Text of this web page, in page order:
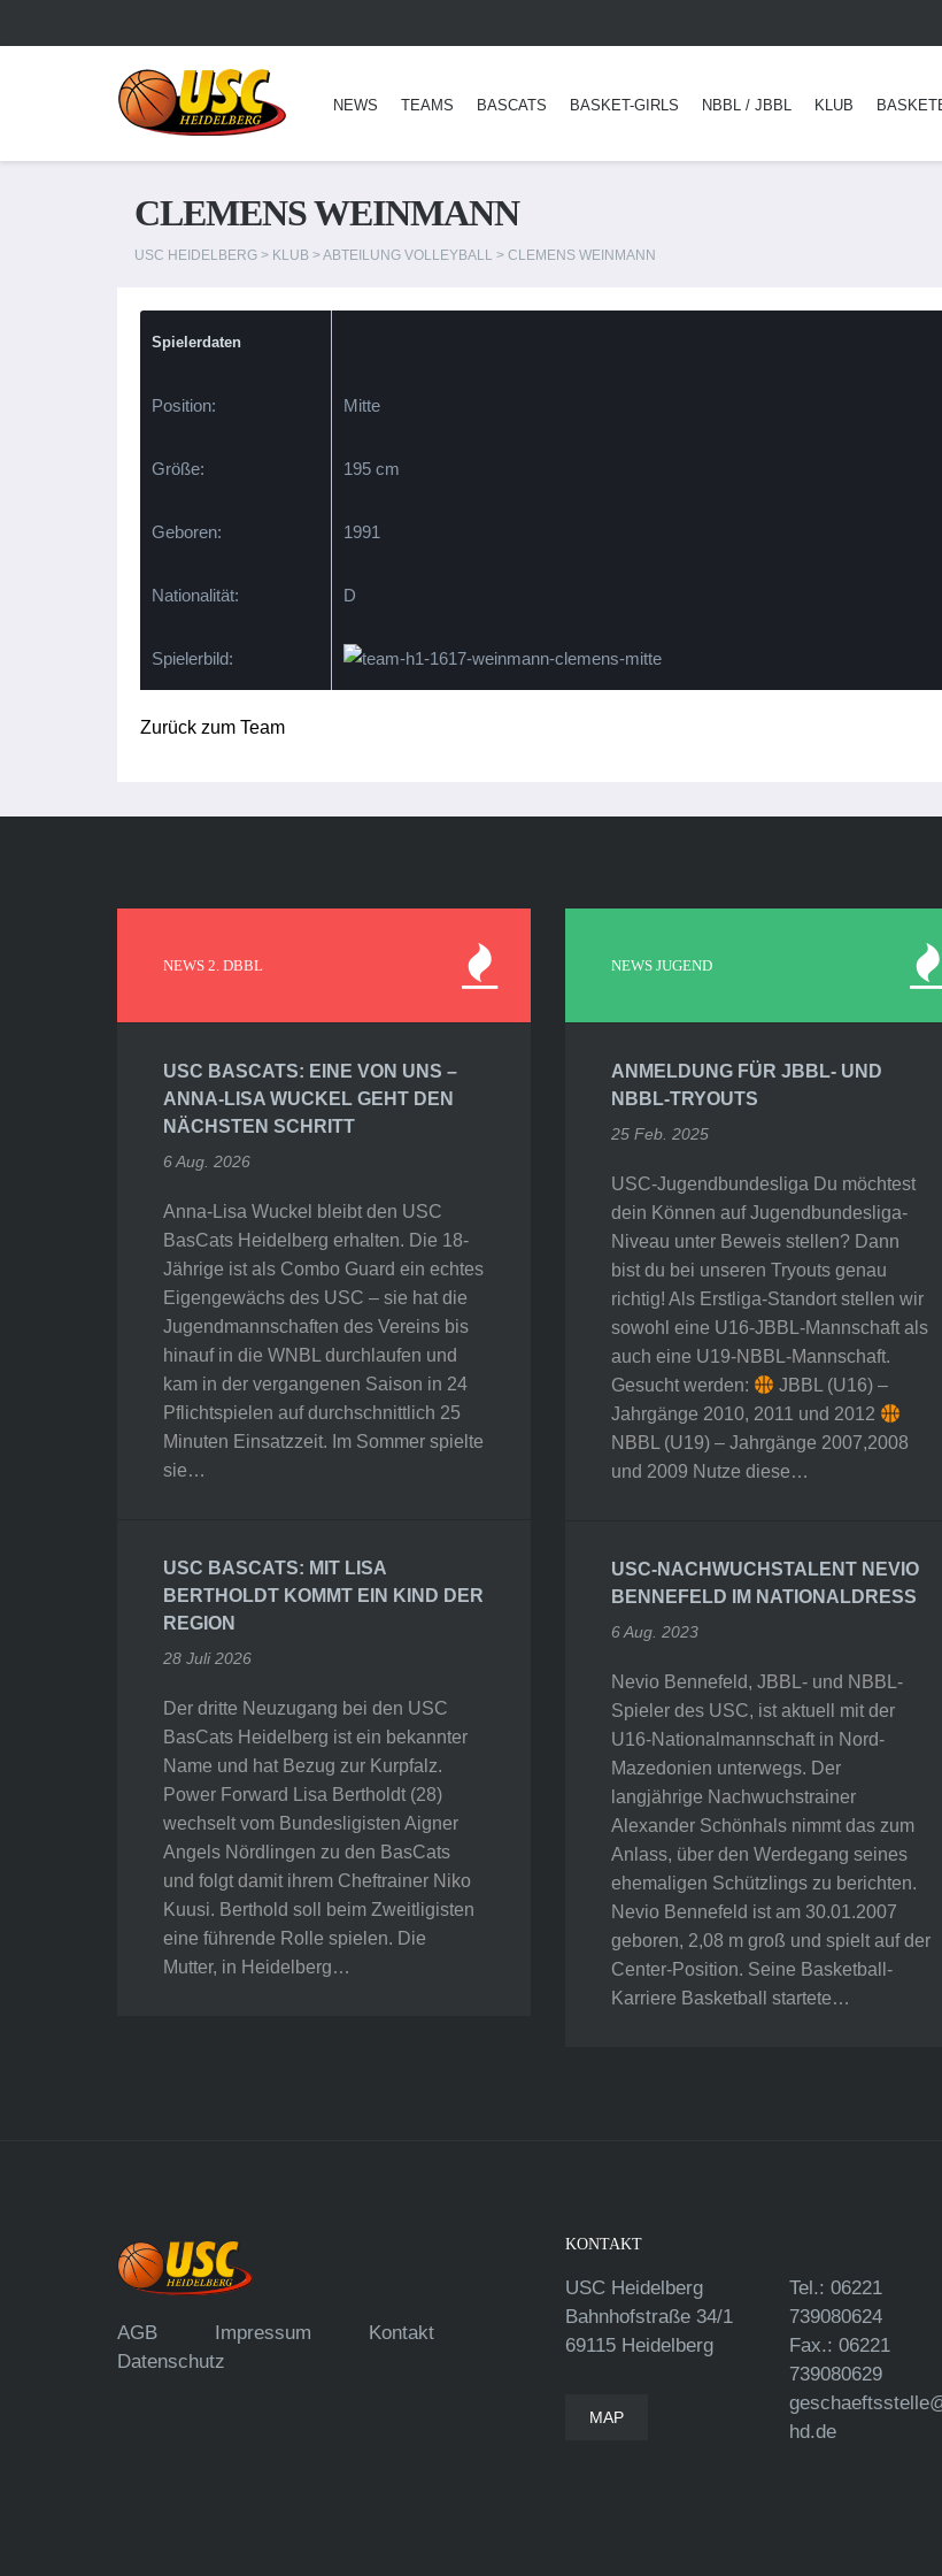
NEWS TEAMS BASCATS BASKET-GIRLS NBBL / JBBL KLUB
CLEMENS WEINMANN
USC HEIDELBERG > KLUB >ABTEILUNG VOLLEYBALL > CLEMENS WEINMANN
Spielerdaten
Position: Mitte
Größe: 195 cm
Geboren: 1991
Nationalität: D
Spielerbild:
Zurück zum Team
NEWS 2. DBBL
USC BASCATS: EINE VON UNS –
ANNA-LISA WUCKEL GEHT DEN
NÄCHSTEN SCHRITT
6 Aug. 2026
Anna-Lisa Wuckel bleibt den USC
BasCats Heidelberg erhalten. Die 18-
Jährige ist als Combo Guard ein echtes
Eigengewächs des USC – sie hat die
Jugendmannschaften des Vereins bis
hinauf in die WNBL durchlaufen und
kam in der vergangenen Saison in 24
Pflichtspielen auf durchschnittlich 25
Minuten Einsatzzeit. Im Sommer spielte
sie…
USC BASCATS: MIT LISA
BERTHOLDT KOMMT EIN KIND DER
REGION
28 Juli 2026
Der dritte Neuzugang bei den USC
BasCats Heidelberg ist ein bekannter
Name und hat Bezug zur Kurpfalz.
Power Forward Lisa Bertholdt (28)
wechselt vom Bundesligisten Aigner
Angels Nördlingen zu den BasCats
und folgt damit ihrem Cheftrainer Niko
Kuusi. Berthold soll beim Zweitligisten
eine führende Rolle spielen. Die
Mutter, in Heidelberg…
NEWS JUGEND
ANMELDUNG FÜR JBBL- UND
NBBL-TRYOUTS
25 Feb. 2025
USC-Jugendbundesliga Du möchtest
dein Können auf Jugendbundesliga-
Niveau unter Beweis stellen? Dann
bist du bei unseren Tryouts genau
richtig! Als Erstliga-Standort stellen wir
sowohl eine U16-JBBL-Mannschaft als
auch eine U19-NBBL-Mannschaft.
Gesucht werden:
JBBL (U16) –
Jahrgänge 2010, 2011 und 2012
NBBL (U19) – Jahrgänge 2007,2008
und 2009 Nutze diese…
USC-NACHWUCHSTALENT NEVIO
BENNEFELD IM NATIONALDRESS
6 Aug. 2023
Nevio Bennefeld, JBBL- und NBBL-
Spieler des USC, ist aktuell mit der
U16-Nationalmannschaft in Nord-
Mazedonien unterwegs. Der
langjährige Nachwuchstrainer
Alexander Schönhals nimmt das zum
Anlass, über den Werdegang seines
ehemaligen Schützlings zu berichten.
Nevio Bennefeld ist am 30.01.2007
geboren, 2,08 m groß und spielt auf der
Center-Position. Seine Basketball-
Karriere Basketball startete…
AGB Impressum
Kontakt
Datenschutz
KONTAKT
USC Heidelberg
Bahnhofstraße 34/1
69115 Heidelberg
MAP
Tel.: 06221
739080624
Fax.: 06221
739080629
hd.de